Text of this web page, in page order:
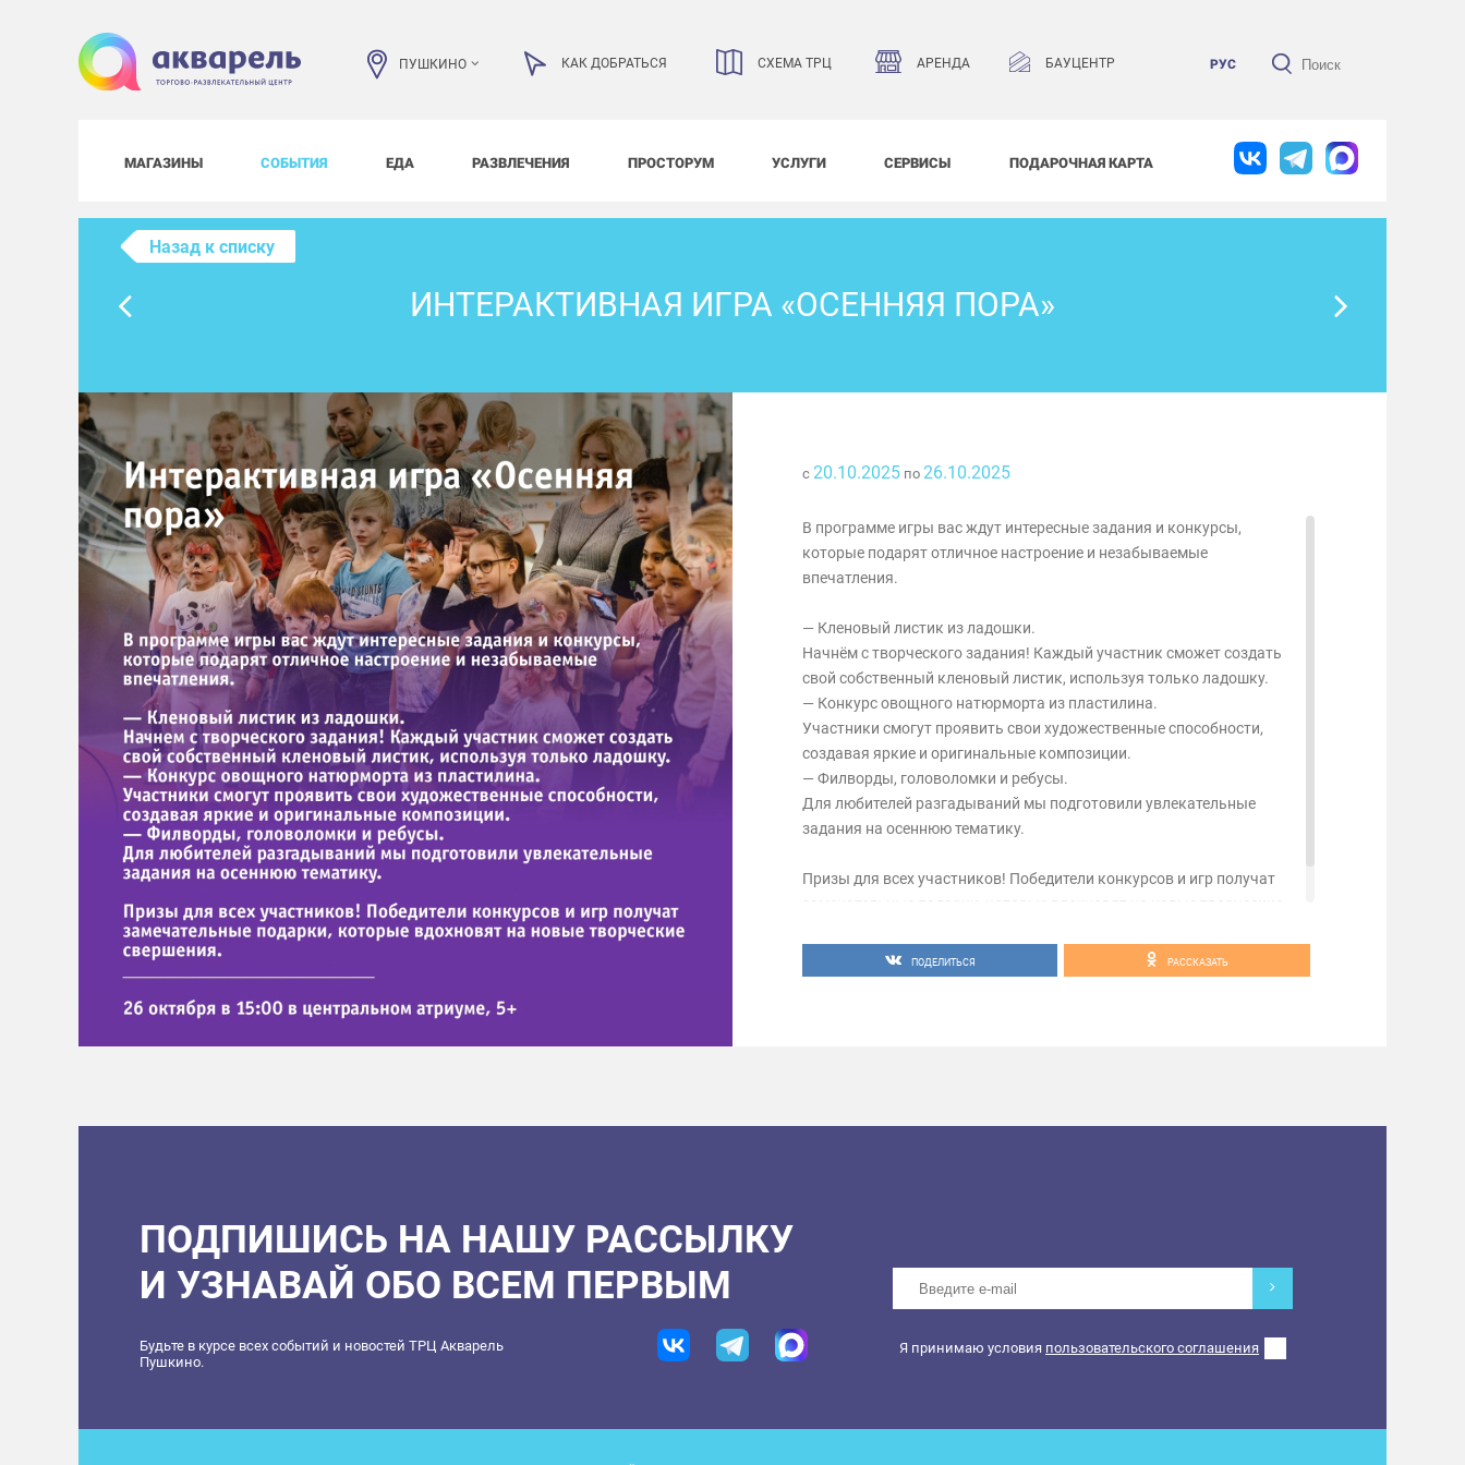
ПУШКИНО КАК ДОБРАТЬСЯ СХЕМА ТРЦ АРЕНДА БАУЦЕНТР РУС
МАГАЗИНЫ СОБЫТИЯ ЕДА РАЗВЛЕЧЕНИЯ ПРОСТОРУМ УСЛУГИ СЕРВИСЫ ПОДАРОЧНАЯ КАРТА
Назад к списку
ИНТЕРАКТИВНАЯ ИГРА «ОСЕННЯЯ ПОРА»
с 20.10.2025 по 26.10.2025
В программе игры вас ждут интересные задания и конкурсы,
которые подарят отличное настроение и незабываемые
впечатления.
— Кленовый листик из ладошки.
Начнём с творческого задания! Каждый участник сможет создать
свой собственный кленовый листик, используя только ладошку.
— Конкурс овощного натюрморта из пластилина.
Участники смогут проявить свои художественные способности,
создавая яркие и оригинальные композиции.
— Филворды, головоломки и ребусы.
Для любителей разгадываний мы подготовили увлекательные
задания на осеннюю тематику.
Призы для всех участников! Победители конкурсов и игр получат
ПОДЕЛИТЬСЯ РАССКАЗАТЬ
ПОДПИШИСЬ НА НАШУ РАССЫЛКУ
И УЗНАВАЙ ОБО ВСЕМ ПЕРВЫМ
Будьте в курсе всех событий и новостей ТРЦ Акварель
Пушкино.
Я принимаю условия пользовательского соглашения